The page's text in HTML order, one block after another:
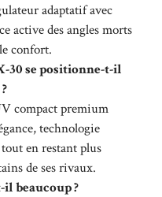
adaptatif avec
active des angles morts
confort.
30 se positionne-t-il
compact premium
technologie
en restant plus
de ses rivaux.
beaucoup ?